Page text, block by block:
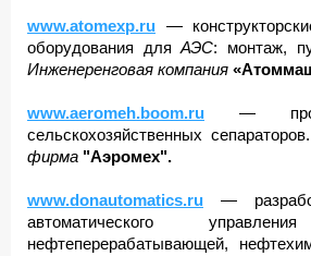
www.atomexp.ru —
оборудования дляАЭС: монтаж,
Инженеренговая компания
www.aeromeh.boom.ru —
сельскохозяйственных сепараторов.
фирма "Аэромех".
www.donautomatics.ru —
автоматического
нефтеперерабатывающей,